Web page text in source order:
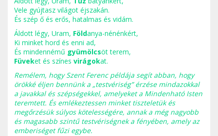
Vele gyújtasz világot éjszakán.
És szép ő és erős, hatalmas és vidám.
Áldott légy, Uram, Földanya-nénénkért,
Ki minket hord és enni ad,
És mindennémű gyümölcsöt terem,
Füveket és színes virágokat.
Remélem, hogy Szent Ferenc példája segít abban, hogy
örökké éljen bennünk a „testvériség” érzése mindazokkal
a javakkal és szépségekkel, amelyeket a Mindenható Isten
teremtett. És emlékeztessen minket tiszteletük és
megőrzésük súlyos kötelességére, annak a még nagyobb
és magasabb szintű testvériségnek a fényében, amely az
emberiséget fűzi egybe.